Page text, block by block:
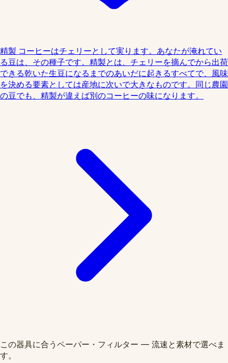
精製 コーヒーはチェリーとして実ります。あなたが淹れてい
る豆は、その種子です。精製とは、チェリーを摘んでから出荷
できる乾いた生豆になるまでのあいだに起きるすべてで、風味
を決める要素としては産地に次いで大きなものです。同じ農園
の豆でも、精製が違えば別のコーヒーの味になります。
この器具に合うペーパー・フィルター — 流速と素材で選べま
す。